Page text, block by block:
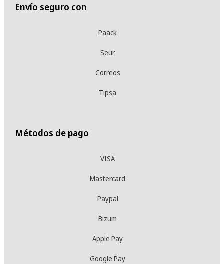
Envío seguro con
Paack
Seur
Correos
Tipsa
Métodos de pago
VISA
Mastercard
Paypal
Bizum
Apple Pay
Google Pay